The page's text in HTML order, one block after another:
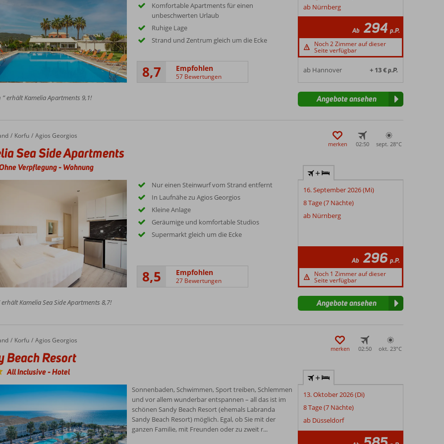
Komfortable Apartments für einen
unbeschwerten Urlaub
Ruhige Lage
Strand und Zentrum gleich um die Ecke
8,7 Empfohlen
57 Bewertungen
ab Nürnberg
Ab 294 p.P.
Noch 2 Zimmer auf dieser
Seite verfügbar
ab Hannover + 13 €p.P.
” erhält Kamelia Apartments 9,1! Angebote ansehen
Korfu Agios Georgios
Sea Side Apartments
Verpflegung-Wohnung
merken 02:50 sept. 28°C
Nur einen Steinwurf vom Strand entfernt
In Laufnähe zu Agios Georgios
Kleine Anlage
Geräumige und komfortable Studios
Supermarkt gleich um die Ecke
8,5 Empfohlen
27 Bewertungen
+
16. September 2026 (Mi)
8 Tage (7 Nächte)
ab Nürnberg
Ab 296 p.P.
Noch 1 Zimmer auf dieser
Seite verfügbar
erhält Kamelia Sea Side Apartments 8,7! Angebote ansehen
Korfu Agios Georgios
Beach Resort
All Inclusive-Hotel
merken 02:50 okt. 23°C
Sonnenbaden, Schwimmen, Sport treiben, Schlemmen
und vor allem wunderbar entspannen – all das ist im
schönen Sandy Beach Resort (ehemals Labranda
Sandy Beach Resort) möglich. Egal, ob Sie mit der
ganzen Familie, mit Freunden oder zu zweit r...
+
13. Oktober 2026 (Di)
8 Tage (7 Nächte)
ab Düsseldorf